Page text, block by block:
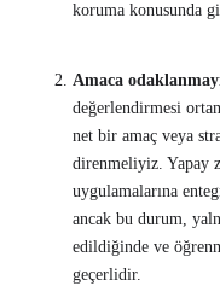
koruma konusunda
Amaca
değerlendirmesi
net bir amaç veya
direnmeliyiz. Yapay
uygulamalarına
ancak bu durum,
edildiğinde ve
geçerlidir.